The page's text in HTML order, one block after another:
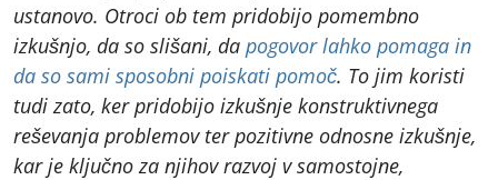
ustanovo. Otroci ob tem pridobijo pomembno
izkušnjo, da so slišani, da pogovor lahko pomaga in
da so sami sposobni poiskati pomoč. To jim koristi
tudi zato, ker pridobijo izkušnje konstruktivnega
reševanja problemov ter pozitivne odnosne izkušnje,
kar je ključno za njihov razvoj v samostojne,